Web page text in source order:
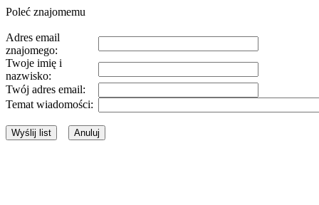
Poleć znajomemu
Adres email
znajomego:
Twoje imię i
nazwisko:
Twój adres email:
Temat wiadomości: